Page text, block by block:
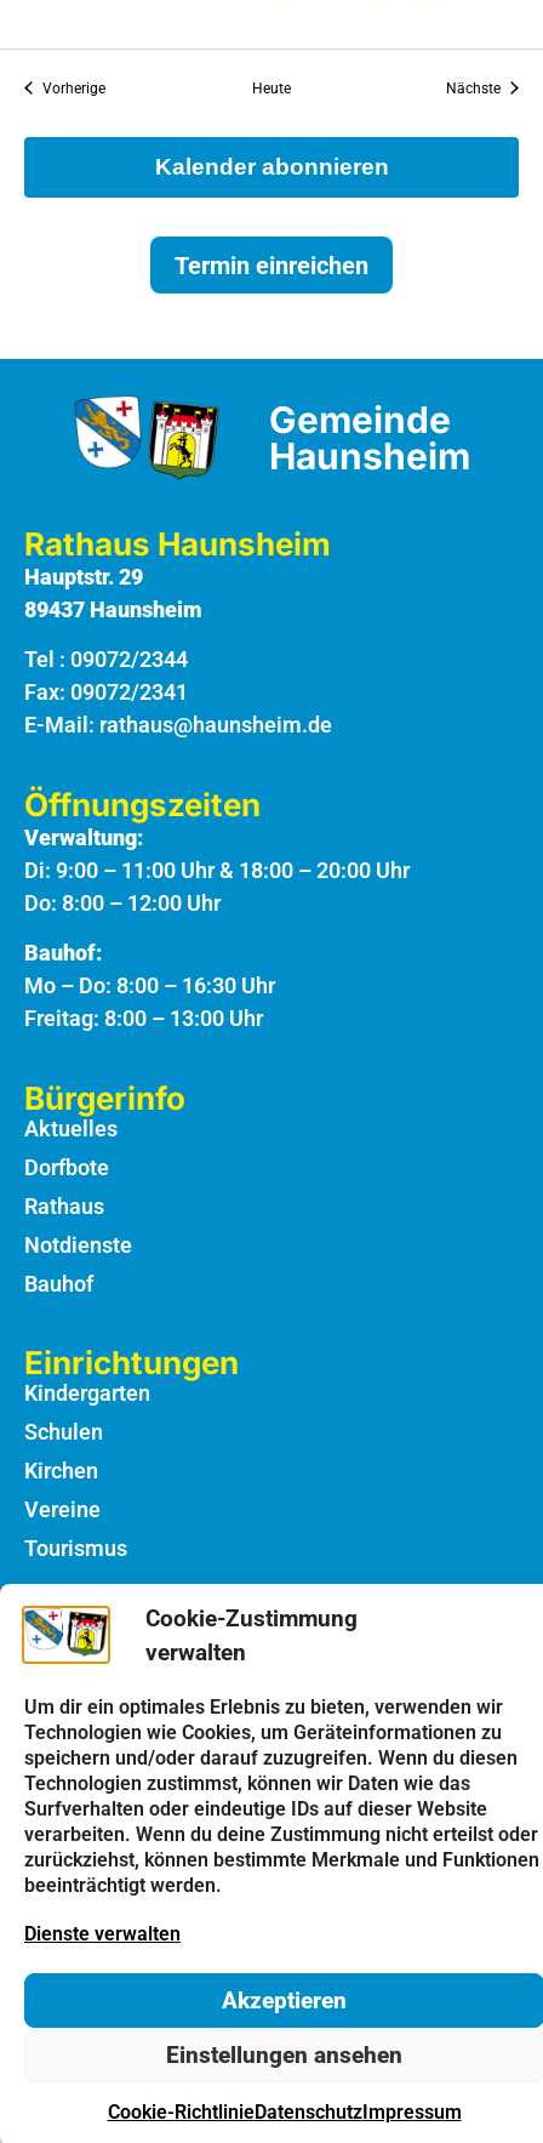
Cookie-Zustimmung
verwalten
Um dir ein optimales Erlebnis zu bieten, verwenden wir
Technologien wie Cookies, um Geräteinformationen zu
speichern und/oder darauf zuzugreifen. Wenn du diesen
Technologien zustimmst, können wir Daten wie das
Surfverhalten oder eindeutige IDs auf dieser Website
verarbeiten. Wenn du deine Zustimmung nicht erteilst oder
zurückziehst, können bestimmte Merkmale und Funktionen
beeinträchtigt werden.
Dienste verwalten
Akzeptieren
Einstellungen ansehen
Cookie-RichtlinieDatenschutzImpressum
VorherigeVeranstaltungen Heute Nächste
Kalender abonnieren
Termin einreichen
Gemeinde
Haunsheim
Rathaus Haunsheim
Hauptstr. 29
89437 Haunsheim
Tel : 09072/2344
Fax: 09072/2341
E-Mail: rathaus@haunsheim.de
Öffnungszeiten
Verwaltung:
Di: 9:00 – 11:00 Uhr & 18:00 – 20:00 Uhr
Do: 8:00 – 12:00 Uhr
Bauhof:
Mo – Do: 8:00 – 16:30 Uhr
Freitag: 8:00 – 13:00 Uhr
Bürgerinfo
Aktuelles
Dorfbote
Rathaus
Notdienste
Bauhof
Einrichtungen
Kindergarten
Schulen
Kirchen
Vereine
Tourismus
© 2026 Gemeinde Haunsheim
Impressum
Cookie-Richtlinie
Kontakt